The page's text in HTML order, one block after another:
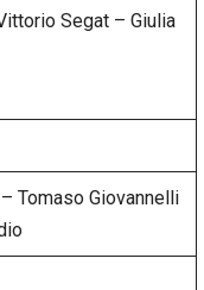
Segat – Giulia
Tomaso Giovannelli